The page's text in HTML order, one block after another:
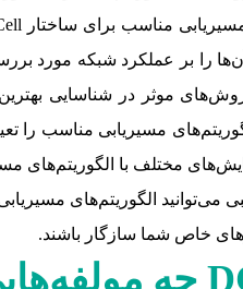
آن‌ها را بر عملکرد شبکه مورد
مسیریابی مناسب را
مختلف با الگوریتم‌های
خاص شما سازگار باشند.
چه